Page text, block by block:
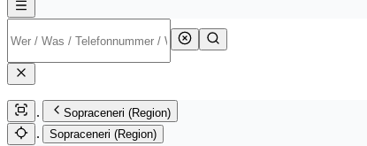
Sopraceneri (Region)
Sopraceneri (Region)